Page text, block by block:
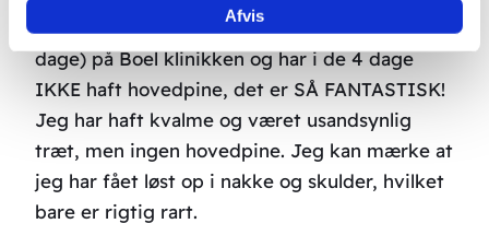
Afvis
Jeg har i dag fået min 5. Behandling (over 4
dage) på Boel klinikken og har i de 4 dage
IKKE haft hovedpine, det er SÅ FANTASTISK!
Jeg har haft kvalme og været usandsynlig
træt, men ingen hovedpine. Jeg kan mærke at
jeg har fået løst op i nakke og skulder, hvilket
bare er rigtig rart.